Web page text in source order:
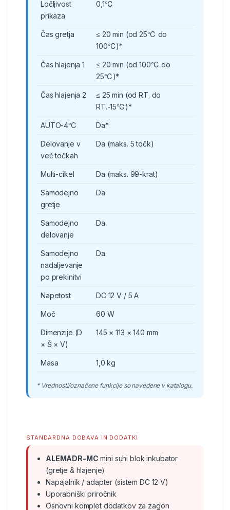
Ločljivost
prikaza
0,1℃
Čas gretja
≤ 20 min (od 25℃ do
100℃)*
Čas hlajenja 1
≤ 20 min (od 100℃ do
25℃)*
Čas hlajenja 2
≤ 25 min (od RT. do
RT.-15℃)*
AUTO-4℃ Da*
Delovanje v
več točkah
Da (maks. 5 točk)
Multi-cikel Da (maks. 99-krat)
Samodejno
gretje
Da
Samodejno
delovanje
Da
Samodejno
nadaljevanje
po prekinitvi
Da
Napetost DC 12 V / 5 A
Moč 60 W
Dimenzije (D
× Š × V)
145 × 113 × 140 mm
Masa 1,0 kg
* Vrednosti/označene funkcije so navedene v katalogu.
STANDARDNA DOBAVA IN DODATKI
ALEMADR-MC mini suhi blok inkubator
(gretje & hlajenje)
Napajalnik / adapter (sistem DC 12 V)
Uporabniški priročnik
Osnovni komplet dodatkov za zagon